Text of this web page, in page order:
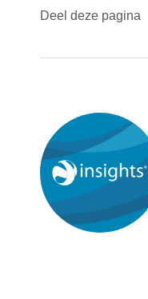
Deel deze pagina